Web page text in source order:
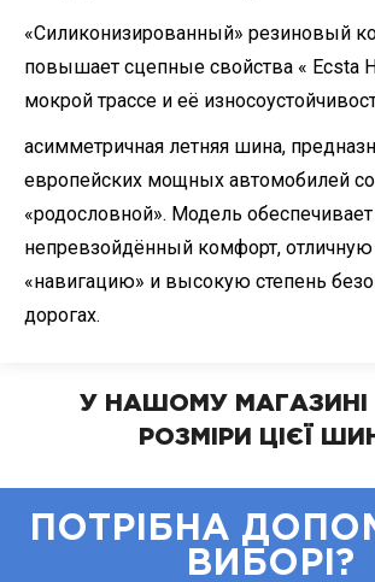
«Силиконизированный» резиновый
повышает сцепные свойства « Ecsta
мокрой трассе и её
асимметричная летняя шина,
европейских мощных автомобилей
«родословной». Модель обеспечивает
непревзойдённый комфорт,
«навигацию» и высокую степень
дорогах.
У НАШОМУ МАГАЗИНІ
РОЗМІРИ ЦІЄЇ
ПОТРІБНА
ВИБОРІ?